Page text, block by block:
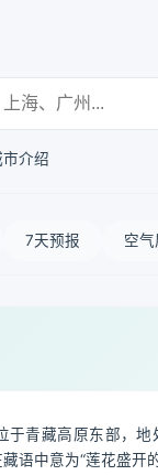
介绍
7天预报 空气
于青藏高原东部，
语中意为“莲花盛开